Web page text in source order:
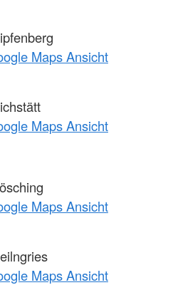
Maps Ansicht
Maps Ansicht
Maps Ansicht
Maps Ansicht